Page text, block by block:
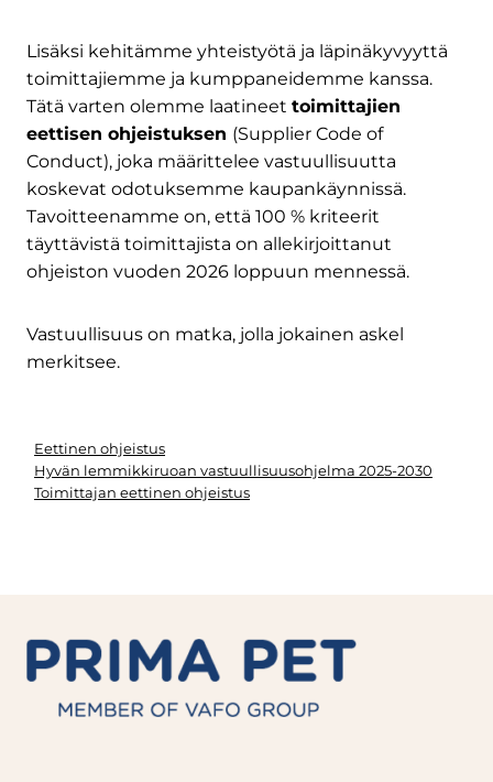
Lisäksi kehitämme yhteistyötä ja läpinäkyvyyttä
toimittajiemme ja kumppaneidemme kanssa.
Tätä varten olemme laatineet toimittajien
eettisen ohjeistuksen (Supplier Code of
Conduct), joka määrittelee vastuullisuutta
koskevat odotuksemme kaupankäynnissä.
Tavoitteenamme on, että 100 % kriteerit
täyttävistä toimittajista on allekirjoittanut
ohjeiston vuoden 2026 loppuun mennessä.
Vastuullisuus on matka, jolla jokainen askel
merkitsee.
Eettinen ohjeistus
Hyvän lemmikkiruoan vastuullisuusohjelma 2025-2030
Toimittajan eettinen ohjeistus